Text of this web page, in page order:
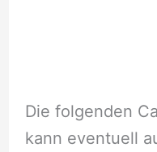
Die folgenden
kann eventuell